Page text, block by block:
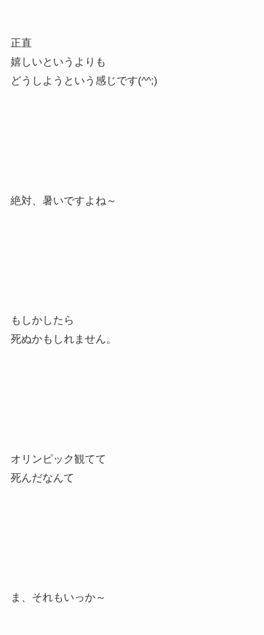
正直
嬉しいというよりも
どうしようという感じです(^^;)
絶対、暑いですよね～
もしかしたら
死ぬかもしれません。
オリンピック観てて
死んだなんて
ま、それもいっか～